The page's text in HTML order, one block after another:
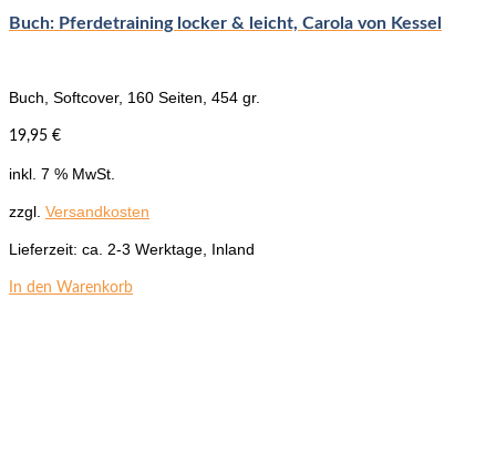
Buch: Pferdetraining locker & leicht, Carola von Kessel
Buch, Softcover, 160 Seiten, 454 gr.
19,95 €
inkl. 7 % MwSt.
zzgl. Versandkosten
Lieferzeit: ca. 2-3 Werktage, Inland
In den Warenkorb